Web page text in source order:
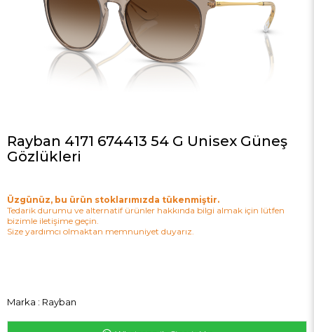
Rayban 4171 674413 54 G Unisex Güneş
Gözlükleri
Üzgünüz, bu ürün stoklarımızda tükenmiştir.
Tedarik durumu ve alternatif ürünler hakkında bilgi almak için lütfen
bizimle iletişime geçin.
Size yardımcı olmaktan memnuniyet duyarız.
Marka : Rayban